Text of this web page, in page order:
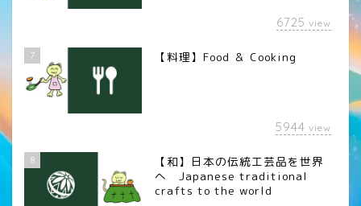
6725 view
7 【料理】Food ＆ Cooking
5944 view
8
【和】日本の伝統工芸品を世界
へ Japanese traditional
crafts to the world